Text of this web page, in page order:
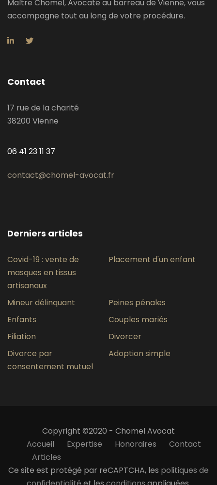
Maître Chomel, Avocate au barreau de Vienne, vous
accompagne tout au long de votre procédure.
Contact
17 rue de la charité
38200 Vienne
06 41 23 11 37
contact@chomel-avocat.fr
Derniers articles
Covid-19 : vente de
masques en tissus
artisanaux
Placement d'un enfant
Mineur délinquant
Peines pénales
Enfants
Couples mariés
Filiation
Divorcer
Divorce par
consentement mutuel
Adoption simple
Copyright ©2020 - Chomel Avocat
Accueil
Expertise Honoraires
Contact
Articles
Ce site est protégé par reCAPTCHA, les politiques de